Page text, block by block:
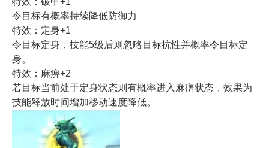
令目标有概率持续降低防御力
特效：定身+1
令目标定身，技能5级后则忽略目标抗性并概率令目标定
身。
特效：麻痹+2
若目标当前处于定身状态则有概率进入麻痹状态，效果为
技能释放时间增加移动速度降低。